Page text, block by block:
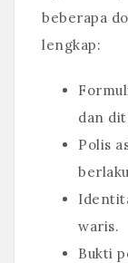
beberapa
lengkap:
dan
Polis
waris.
Bukti